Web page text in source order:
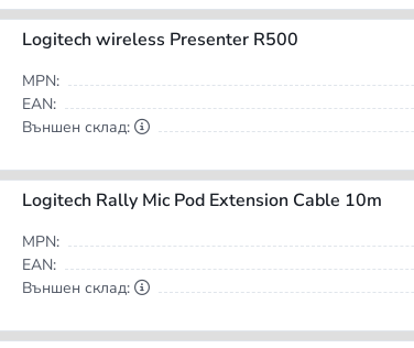
Logitech wireless Presenter R500
MPN:
EAN:
Външен склад:
Logitech Rally Mic Pod Extension Cable 10m
MPN:
EAN:
Външен склад: